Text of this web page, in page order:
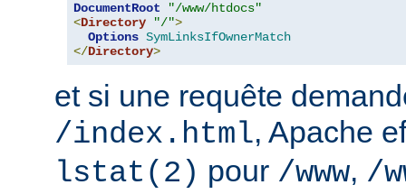
DocumentRoot
"/www/htdocs"
<Directory "/">
Options SymLinksIfOwnerMatch
</Directory>
et si une requête
/index.html, Apache
lstat(2) pour /www, /